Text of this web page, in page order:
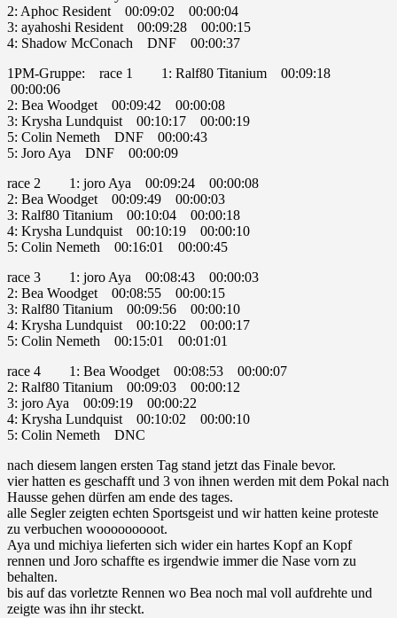
2: Aphoc Resident 00:09:02 00:00:04
3: ayahoshi Resident 00:09:28 00:00:15
4: Shadow McConach DNF 00:00:37
1PM-Gruppe: race 1 1: Ralf80 Titanium 00:09:18
00:00:06
2: Bea Woodget 00:09:42 00:00:08
3: Krysha Lundquist 00:10:17 00:00:19
5: Colin Nemeth DNF 00:00:43
5: Joro Aya DNF 00:00:09
race 2 1: joro Aya 00:09:24 00:00:08
2: Bea Woodget 00:09:49 00:00:03
3: Ralf80 Titanium 00:10:04 00:00:18
4: Krysha Lundquist 00:10:19 00:00:10
5: Colin Nemeth 00:16:01 00:00:45
race 3 1: joro Aya 00:08:43 00:00:03
2: Bea Woodget 00:08:55 00:00:15
3: Ralf80 Titanium 00:09:56 00:00:10
4: Krysha Lundquist 00:10:22 00:00:17
5: Colin Nemeth 00:15:01 00:01:01
race 4 1: Bea Woodget 00:08:53 00:00:07
2: Ralf80 Titanium 00:09:03 00:00:12
3: joro Aya 00:09:19 00:00:22
4: Krysha Lundquist 00:10:02 00:00:10
5: Colin Nemeth DNC
nach diesem langen ersten Tag stand jetzt das Finale bevor.
vier hatten es geschafft und 3 von ihnen werden mit dem Pokal nach
Hausse gehen dürfen am ende des tages.
alle Segler zeigten echten Sportsgeist und wir hatten keine proteste
zu verbuchen wooooooooot.
Aya und michiya lieferten sich wider ein hartes Kopf an Kopf
rennen und Joro schaffte es irgendwie immer die Nase vorn zu
behalten.
bis auf das vorletzte Rennen wo Bea noch mal voll aufdrehte und
zeigte was ihn ihr steckt.